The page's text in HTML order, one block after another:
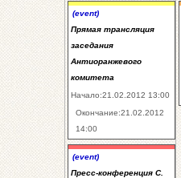
(event)
Прямая трансляция
заседания
Антиоранжевого
комитета
Начало:21.02.2012 13:00
Окончание:21.02.2012
14:00
(event)
Пресс-конференция С.